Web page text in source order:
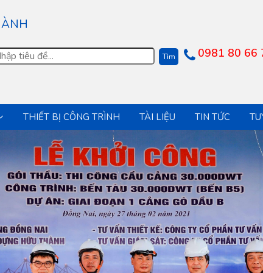
Vuitton as a label has been around for decades and
0981 80 66
THIẾT BỊ CÔNG TRÌNH TÀI LIỆU TIN TỨC